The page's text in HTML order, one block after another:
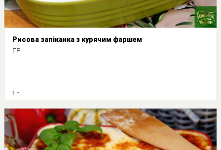
Рисова запіканка з курячим фаршем
ГР
1 г